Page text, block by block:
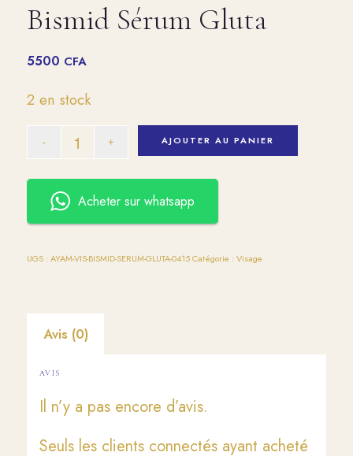
Bismid Sérum Gluta
5500 CFA
2 en stock
AJOUTER AU PANIER
Acheter sur whatsapp
UGS : AYAM-VIS-BISMID-SERUM-GLUTA-0415 Catégorie : Visage
Avis (0)
AVIS
Il n’y a pas encore d’avis.
Seuls les clients connectés ayant acheté